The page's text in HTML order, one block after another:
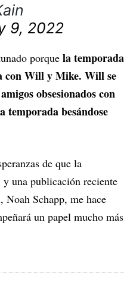
9, 2022
porque la temporada
con Will y Mike. Will se
obsesionados con
temporada besándose
de que la
y una publicación reciente
Schapp, me hace
un papel mucho más